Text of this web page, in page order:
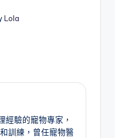
Lola
經驗的寵物專家，
訓練，曾任寵物醫